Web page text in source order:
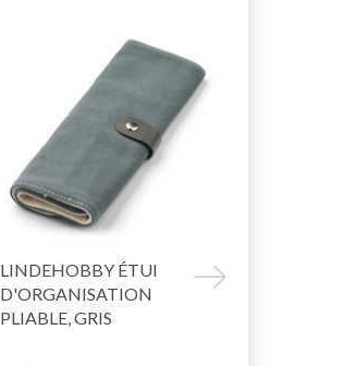
LINDEHOBBY ÉTUI
D'ORGANISATION
PLIABLE, GRIS